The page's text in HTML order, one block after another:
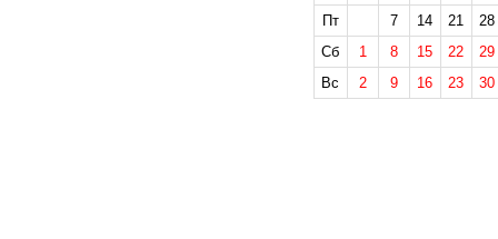
Пт
7 14 21
28
Сб
1 8 15 22
29
Вс
2 9 16 23 30